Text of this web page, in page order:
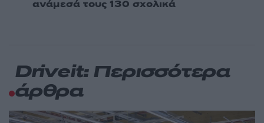
ανάμεσά τους 130 σχολικά
Driveit: Περισσότερα
άρθρα